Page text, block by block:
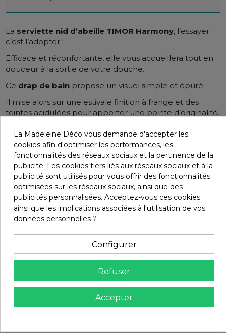
La serviette nid d’abeille TIMOR Harmony, l’essayer
c’est l’adopter !
Efficace et réconfortante, elle vous accueillera tout en
douceur à la sortie de votre douche.
Ce drap de bain propose un visuel simple et épuré.
Il mise alors sur une estivale finition à frange et des
teintes acidulées pour apporter une pointe d’originalité.
La
serviette TIMOR Haomy
installera ainsi un décor
vivant et coloré dans votre salle d’eau.
Moderne, elle twistera votre décoration tout en
conservant l’élégance et le raffinement des codes
cocooning traditionnels.
Elle vous plongera dans une ambiance des plus cosy,
favorisant les petits moments de détente.
LAVABLE EN MACHINE MAX.40ºC
EAU DE JAVEL INTERDITE
REPASSER MAX. 150ºC
SÉCHAGE EN MACHINE BASSE TEMPÉRATURE
NETTOYAGE À SEC INTERDIT
La Madeleine Déco vous demande d'accepter les
cookies afin d'optimiser les performances, les
fonctionnalités des réseaux sociaux et la pertinence de la
publicité. Les cookies tiers liés aux réseaux sociaux et à la
publicité sont utilisés pour vous offrir des fonctionnalités
optimisées sur les réseaux sociaux, ainsi que des
publicités personnalisées. Acceptez-vous ces cookies
ainsi que les implications associées à l'utilisation de vos
données personnelles ?
Configurer
Refuser
Accepter